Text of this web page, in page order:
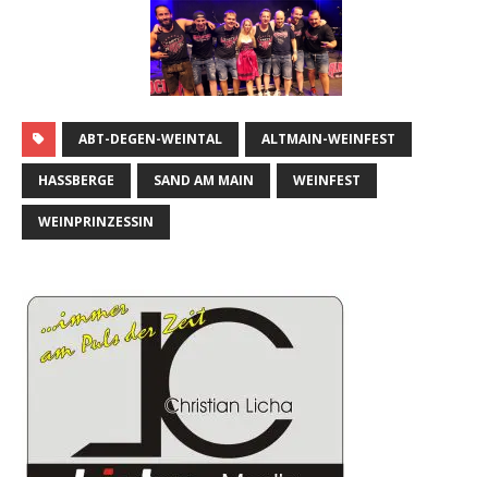
ABT-DEGEN-WEINTAL ALTMAIN-WEINFEST
HASSBERGE SAND AM MAIN WEINFEST
WEINPRINZESSIN